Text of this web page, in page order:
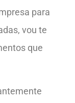
para
vou te
que